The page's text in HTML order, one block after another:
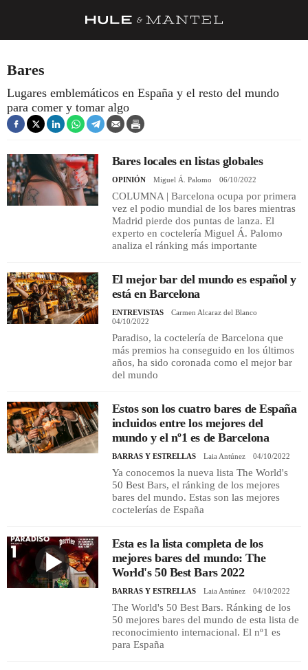
DESPENSA
BARRAS Y ESTRELLAS
DÓNDE COMER
ÍDOLOS DE MESAS
A CUCHILLO
REGISTRO
INICIAR SESIÓN
Bares
Lugares emblemáticos en España y el resto del mundo
para comer y tomar algo
Bares locales en listas globales
OPINIÓN Miguel Á. Palomo 06/10/2022
COLUMNA | Barcelona ocupa por primera
vez el podio mundial de los bares mientras
Madrid pierde dos puntas de lanza. El
experto en coctelería Miguel Á. Palomo
analiza el ránking más importante
El mejor bar del mundo es español y
está en Barcelona
ENTREVISTAS
Carmen Alcaraz del Blanco
04/10/2022
Paradiso, la coctelería de Barcelona que
más premios ha conseguido en los últimos
años, ha sido coronada como el mejor bar
del mundo
Estos son los cuatro bares de España
incluidos entre los mejores del
mundo y el nº1 es de Barcelona
BARRAS Y ESTRELLAS Laia Antúnez 04/10/2022
Ya conocemos la nueva lista The World's
50 Best Bars, el ránking de los mejores
bares del mundo. Estas son las mejores
coctelerías de España
Esta es la lista completa de los
mejores bares del mundo: The
World's 50 Best Bars 2022
BARRAS Y ESTRELLAS Laia Antúnez 04/10/2022
The World's 50 Best Bars. Ránking de los
50 mejores bares del mundo de esta lista de
reconocimiento internacional. El nº1 es
para España